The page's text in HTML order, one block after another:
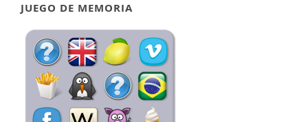
JUEGO DE MEMORIA